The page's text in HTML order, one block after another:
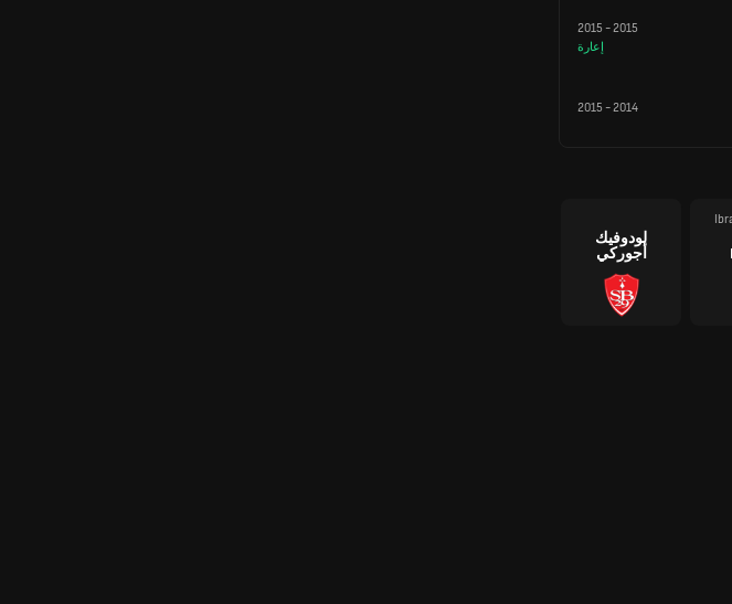
2015
-
2015
إعارة
2014
-
2015
لودوفيك
أجوركي